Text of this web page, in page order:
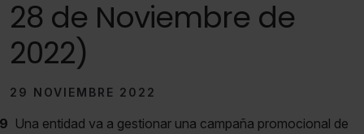
28 de Noviembre de
2022)
29 NOVIEMBRE 2022
9 Una entidad va a gestionar una campaña promocional de